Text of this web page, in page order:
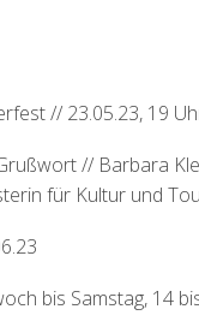
// 23.05.23, 19
// Barbara
für Kultur und
bis Samstag, 14